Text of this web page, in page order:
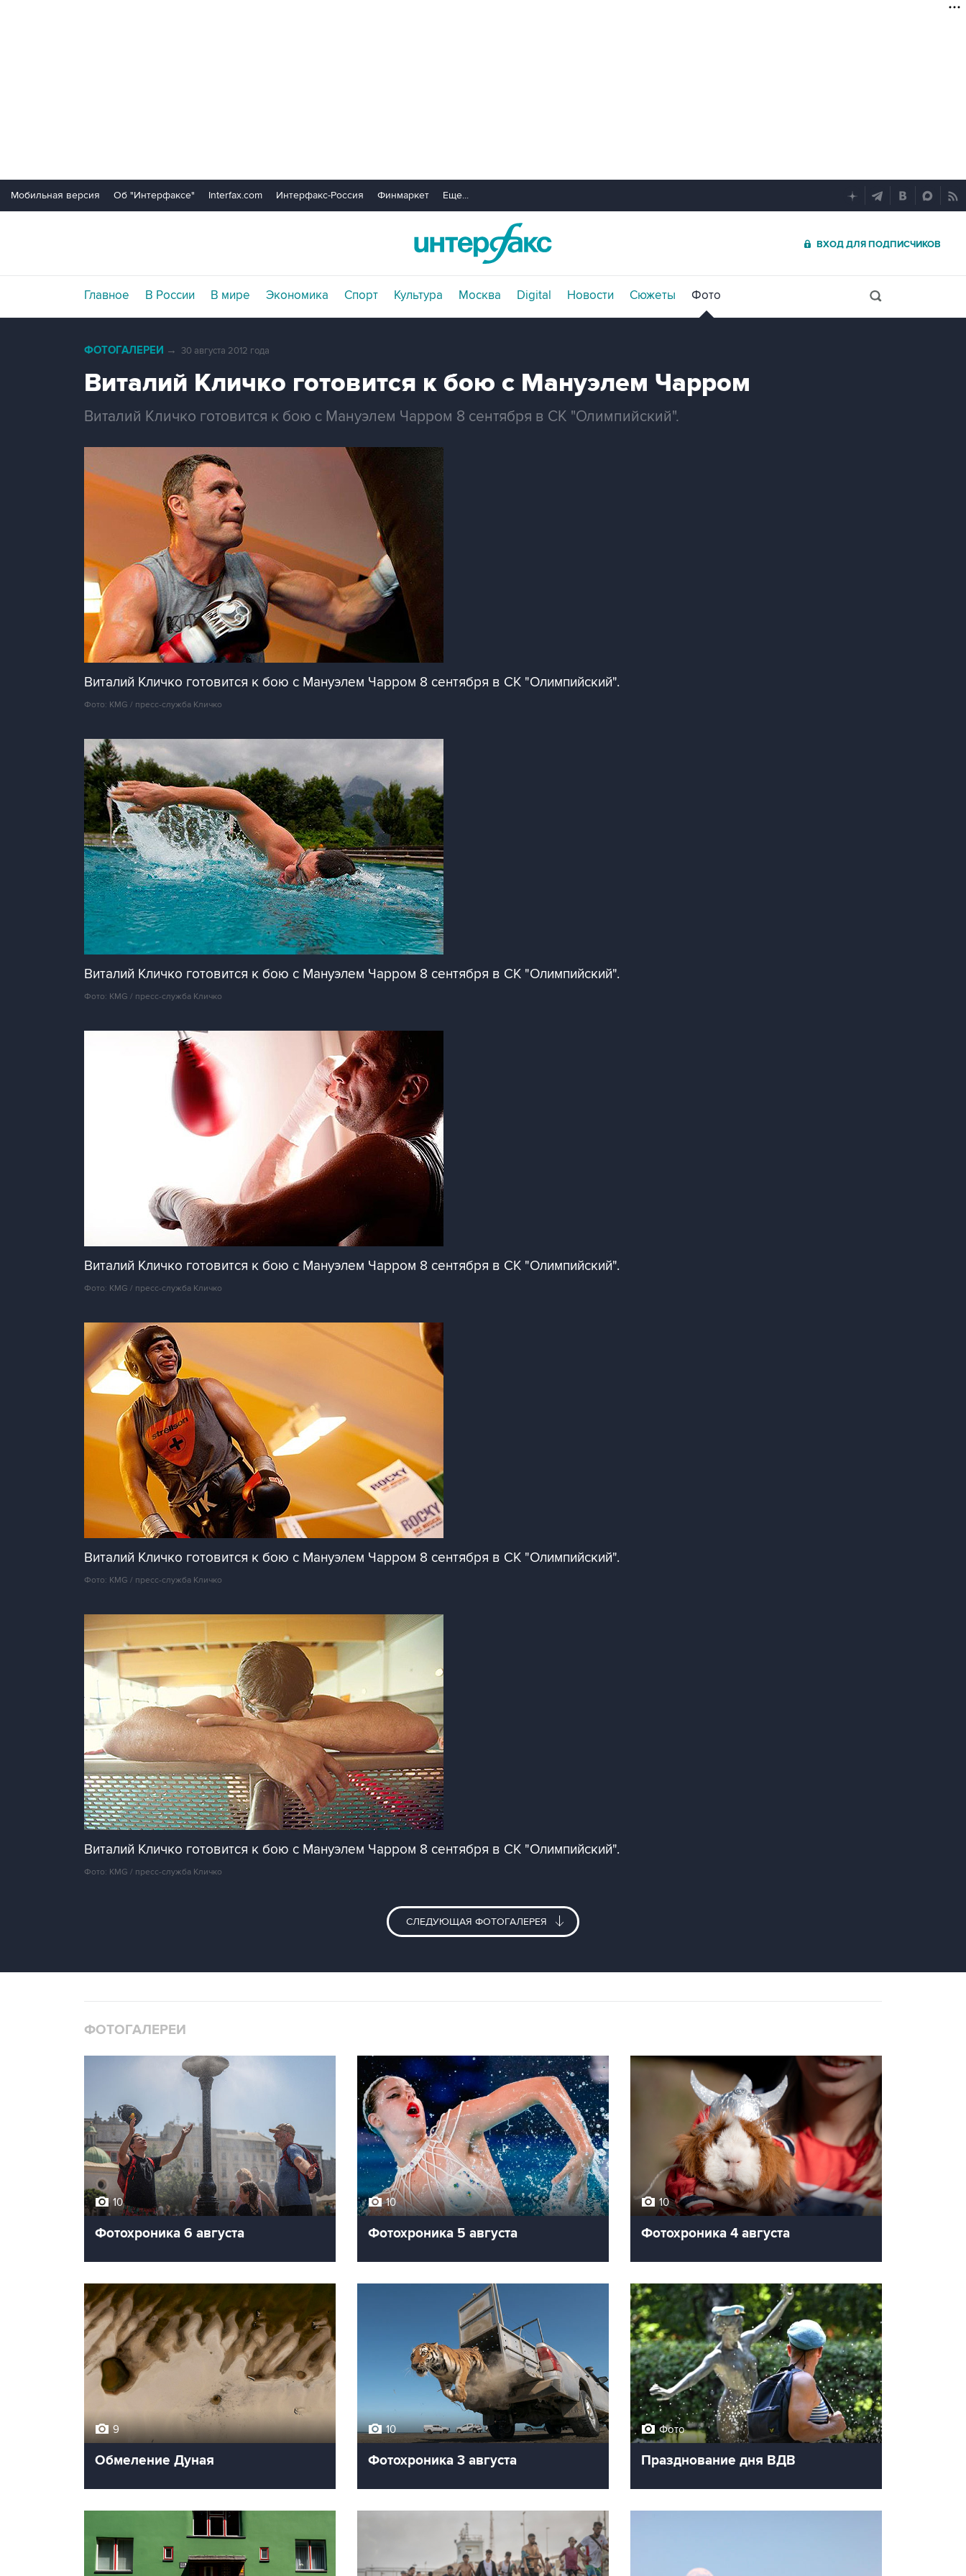
Мобильная версия Об "Интерфаксе" Interfax.com Интерфакс-Россия Финмаркет Еще...
ВХОД ДЛЯ ПОДПИСЧИКОВ
Главное В России В мире Экономика Спорт Культура Москва Digital Новости Сюжеты Фото
ФОТОГАЛЕРЕИ → 30 августа 2012 года
Виталий Кличко готовится к бою с Мануэлем Чарром
Виталий Кличко готовится к бою с Мануэлем Чарром 8 сентября в СК "Олимпийский".
Виталий Кличко готовится к бою с Мануэлем Чарром 8 сентября в СК "Олимпийский".
Фото: KMG / пресс-служба Кличко
Виталий Кличко готовится к бою с Мануэлем Чарром 8 сентября в СК "Олимпийский".
Фото: KMG / пресс-служба Кличко
Виталий Кличко готовится к бою с Мануэлем Чарром 8 сентября в СК "Олимпийский".
Фото: KMG / пресс-служба Кличко
Виталий Кличко готовится к бою с Мануэлем Чарром 8 сентября в СК "Олимпийский".
Фото: KMG / пресс-служба Кличко
Виталий Кличко готовится к бою с Мануэлем Чарром 8 сентября в СК "Олимпийский".
Фото: KMG / пресс-служба Кличко
СЛЕДУЮЩАЯ ФОТОГАЛЕРЕЯ
ФОТОГАЛЕРЕИ
10
Фотохроника 6 августа
10
Фотохроника 5 августа
10
Фотохроника 4 августа
9
Обмеление Дуная
10
Фотохроника 3 августа
Фото
Празднование дня ВДВ